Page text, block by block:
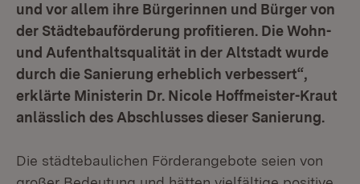
und vor allem ihre Bürgerinnen und Bürger von
der Städtebauförderung profitieren. Die Wohn-
und Aufenthaltsqualität in der Altstadt wurde
durch die Sanierung erheblich verbessert“,
erklärte Ministerin Dr. Nicole Hoffmeister-Kraut
anlässlich des Abschlusses dieser Sanierung.
Die städtebaulichen Förderangebote seien von